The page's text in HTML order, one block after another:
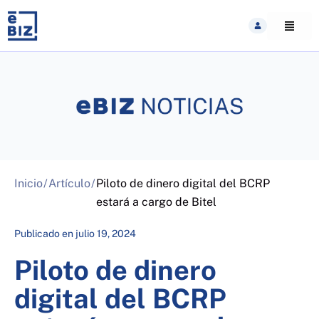
content
Inicio/Artículo/Piloto de dinero digital del BCRP
estará a cargo de Bitel
Publicado en julio 19, 2024
Piloto de dinero
digital del BCRP